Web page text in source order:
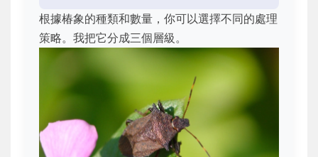
根據椿象的種類和數量，你可以選擇不同的處理
策略。我把它分成三個層級。